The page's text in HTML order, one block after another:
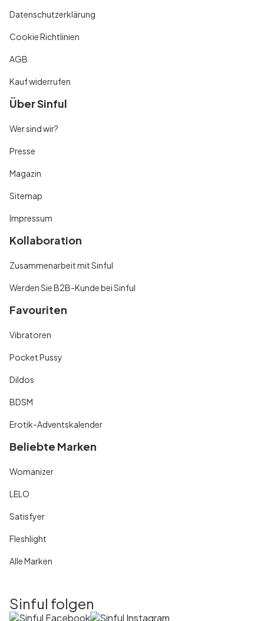
Datenschutzerklärung
Cookie Richtlinien
AGB
Kauf widerrufen
Über Sinful
Wer sind wir?
Presse
Magazin
Sitemap
Impressum
Kollaboration
Zusammenarbeit mit Sinful
Werden Sie B2B-Kunde bei Sinful
Favouriten
Vibratoren
Pocket Pussy
Dildos
BDSM
Erotik-Adventskalender
Beliebte Marken
Womanizer
LELO
Satisfyer
Fleshlight
Alle Marken
Sinful folgen